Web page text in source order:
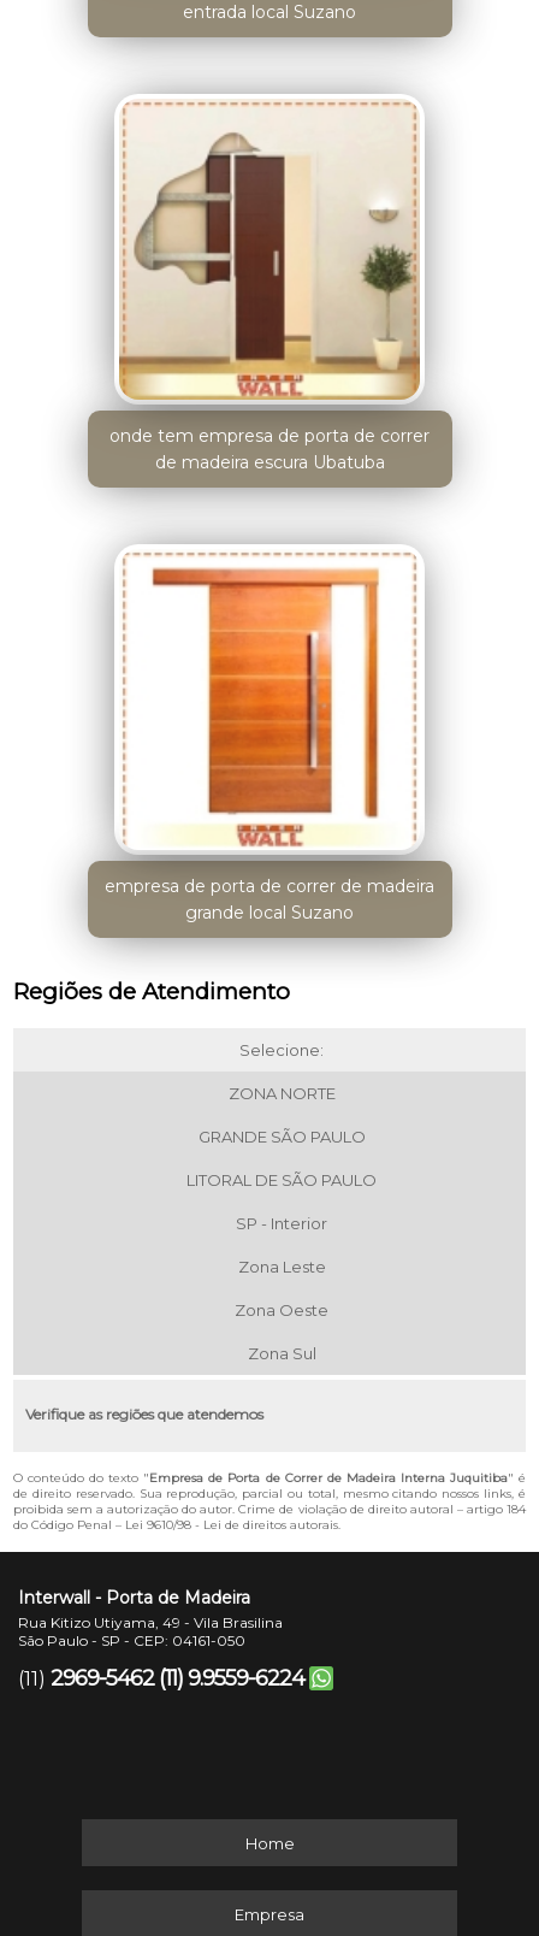
entrada local Suzano
onde tem empresa de porta de correr
de madeira escura Ubatuba
empresa de porta de correr de madeira
grande local Suzano
Regiões de Atendimento
Selecione:
ZONA NORTE
GRANDE SÃO PAULO
LITORAL DE SÃO PAULO
SP - Interior
Zona Leste
Zona Oeste
Zona Sul
Verifique as regiões que atendemos
O conteúdo do texto "Empresa de Porta de Correr de Madeira Interna Juquitiba" é
de direito reservado. Sua reprodução, parcial ou total, mesmo citando nossos links, é
proibida sem a autorização do autor. Crime de violação de direito autoral – artigo 184
do Código Penal – Lei 9610/98 - Lei de direitos autorais.
Interwall - Porta de Madeira
Rua Kitizo Utiyama, 49 - Vila Brasilina
São Paulo - SP - CEP: 04161-050
(11) 2969-5462 (11) 9.9559-6224
Home
Empresa